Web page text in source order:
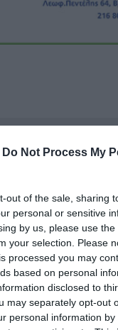
Do Not Process My
out of the sale, sharing
personal or sensitive
by us, please use
your selection. Please
processed you may
based on personal
disclosed to
may separately opt-out
personal information
χυδαιότητας!
ένα σχόλιο